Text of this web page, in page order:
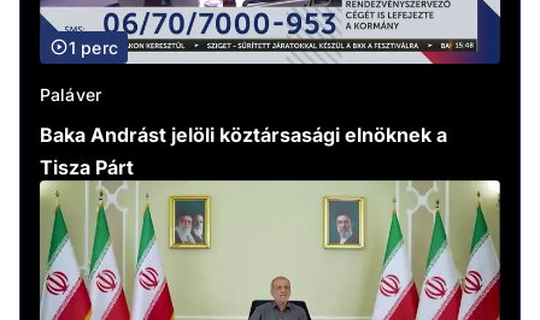
1 perc
Paláver
Baka Andrást jelöli köztársasági elnöknek a
Tisza Párt